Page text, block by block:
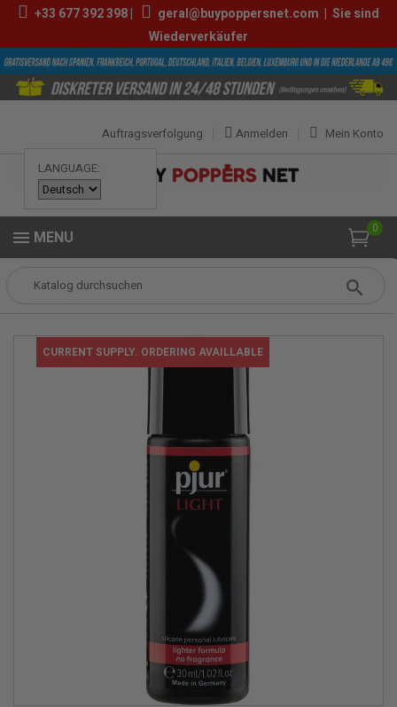
+33 677 392 398| geral@buypoppersnet.com | Sie sind
Wiederverkäufer
LANGUAGE:
Mein Konto
Anmelden
Auftragsverfolgung
0
MENU
Sexshop
CURRENT SUPPLY. ORDERING AVAILLABLE